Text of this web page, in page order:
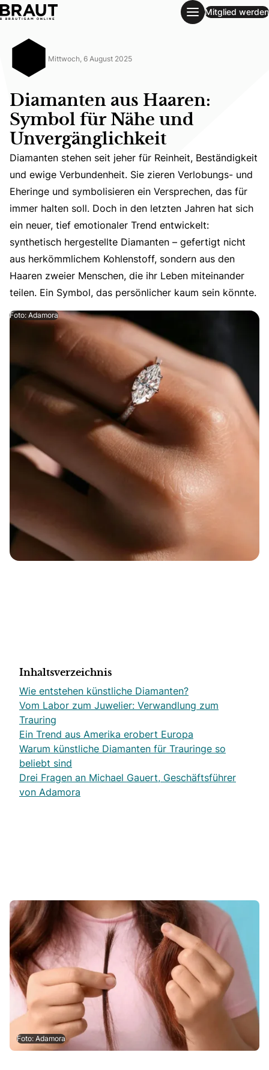
Diamanten aus Haaren: Symbol für Nähe und
Mitglied werden
Mittwoch, 6 August 2025
Diamanten aus Haaren:
Symbol für Nähe und
Unvergänglichkeit
Diamanten stehen seit jeher für Reinheit, Beständigkeit
Diamanten stehen seit jeher für Reinheit, Beständigkeit
und ewige Verbundenheit. Sie zieren Verlobungs- und
Eheringe und symbolisieren ein Versprechen, das für
immer halten soll. Doch in den letzten Jahren hat sich
ein neuer, tief emotionaler Trend entwickelt:
synthetisch hergestellte Diamanten – gefertigt nicht
aus herkömmlichem Kohlenstoff, sondern aus den
Haaren zweier Menschen, die ihr Leben miteinander
teilen. Ein Symbol, das persönlicher kaum sein könnte.
Foto: Adamora
Inhaltsverzeichnis
Wie entstehen künstliche Diamanten?
Vom Labor zum Juwelier: Verwandlung zum
Trauring
Ein Trend aus Amerika erobert Europa
Warum künstliche Diamanten für Trauringe so
beliebt sind
Drei Fragen an Michael Gauert, Geschäftsführer
von Adamora
Foto: Adamora